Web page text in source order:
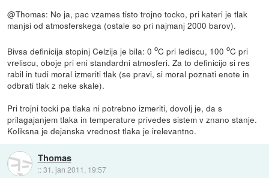
@Thomas: No ja, pac vzames tisto trojno tocko, pri kateri je tlak
manjsi od atmosferskega (ostale so pri najmanj 2000 barov).
Bivsa definicija stopinj Celzija je bila: 0oC pri lediscu, 100oC pri
vreliscu, oboje pri eni standardni atmosferi. Za to definicijo si res
rabil in tudi moral izmeriti tlak (se pravi, si moral poznati enote in
odbrati tlak z neke skale).
Pri trojni tocki pa tlaka ni potrebno izmeriti, dovolj je, da s
prilagajanjem tlaka in temperature privedes sistem v znano stanje.
Koliksna je dejanska vrednost tlaka je irelevantno.
Thomas
::31. jan 2011, 19:57